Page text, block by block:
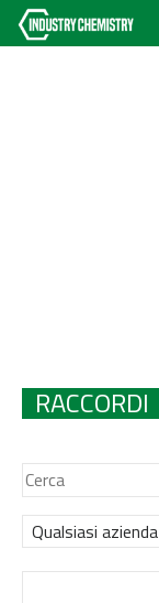
RACCORDI
Qualsiasi azienda